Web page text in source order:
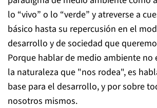
lo “vivo” o lo “verde” y atreverse a
básico hasta su repercusión en el
desarrollo y de sociedad que
Porque hablar de medio ambiente no
la naturaleza que "nos rodea", es
base para el desarrollo, y por sobre
nosotros mismos.